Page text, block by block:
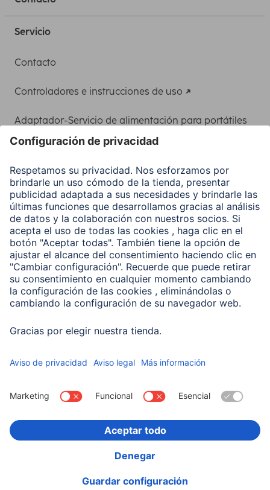
Servicio
Contacto
Controladores e instrucciones de uso
Adaptador-Servicio de alimentación para portátiles
Clientes online
Conviértete en distribuidor
Compañía
Historia de la empresa
Hama en todo el Mundo
Sostenibilidad
Business-Portal
Escoger Pais
Declaración de accesibilidad